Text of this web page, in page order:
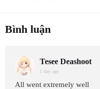
Bình luận
Tesee Deashoot
1 day age
All went extremely well